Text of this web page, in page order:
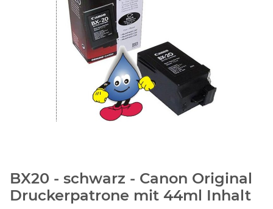
BX20 - schwarz - Canon Original
Druckerpatrone mit 44ml Inhalt